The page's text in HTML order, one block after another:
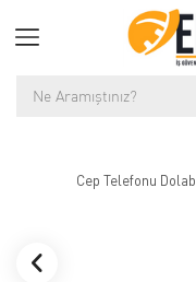
Cep Telefonu